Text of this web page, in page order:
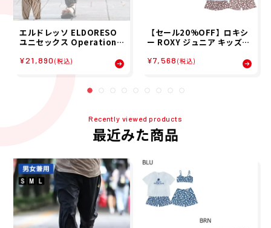
エルドレッソ ELDORESO
ユニセックス Operation P
ンツ E2005125 25FA
¥21,890 (税込)
【セール20%OFF】ロキシ
ー ROXY ジュニア キッズ
AY 3点セット ラッシュTシ
ャツ付き TSW261102 26S
¥7,568 (税込)
Recently viewed products
最近みた商品